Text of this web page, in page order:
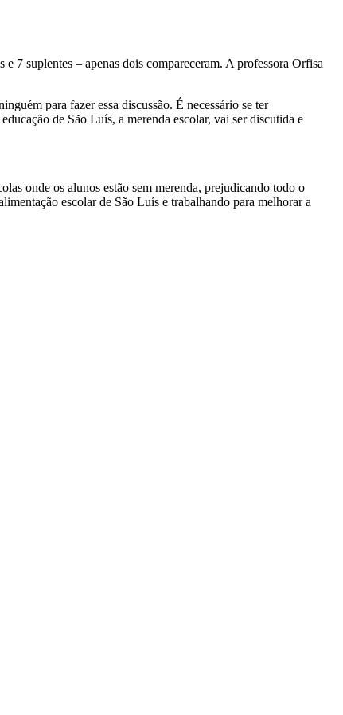
7 suplentes – apenas dois compareceram. A professora Orfisa
para fazer essa discussão. É necessário se ter
de São Luís, a merenda escolar, vai ser discutida e
onde os alunos estão sem merenda, prejudicando todo o
escolar de São Luís e trabalhando para melhorar a